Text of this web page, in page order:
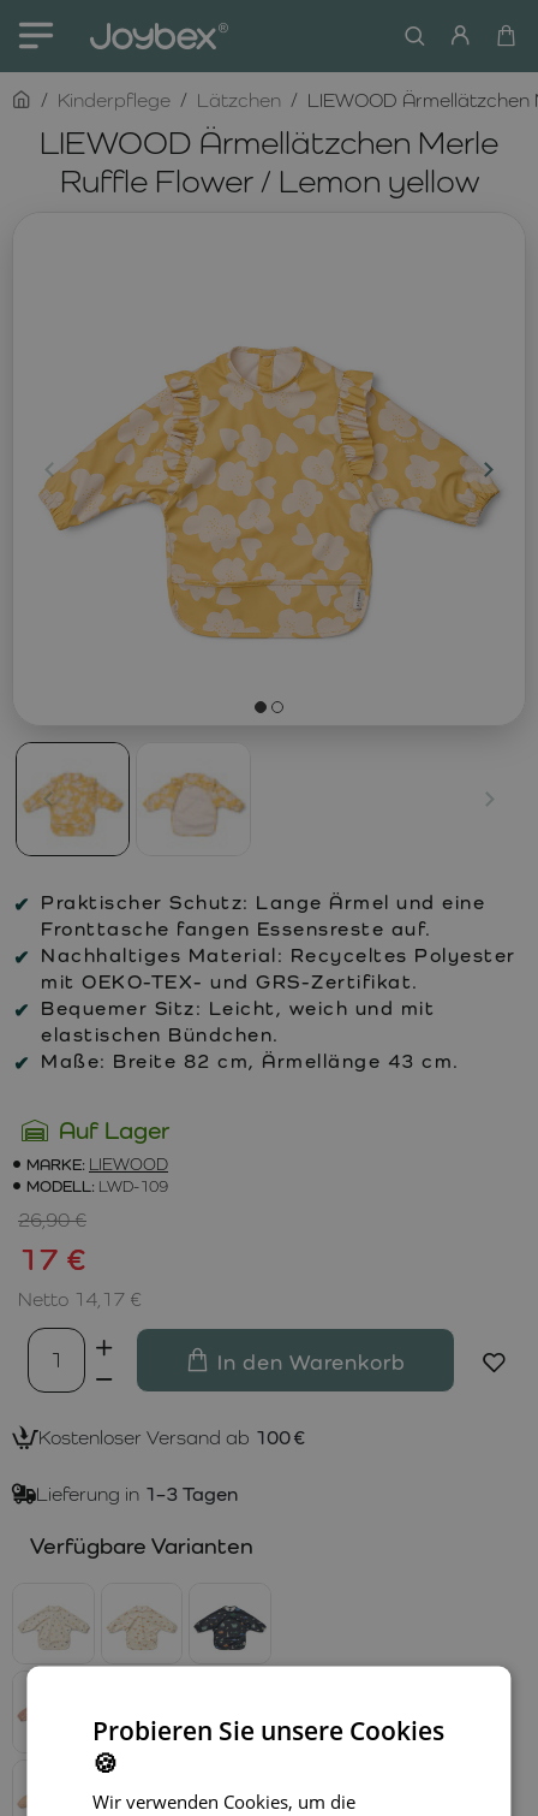
LIEWOOD Ärmellätzchen Merle
Ruffle Flower / Lemon yellow
homeKinderpflege Lätzchen LIEWOOD
Praktischer Schutz: Lange Ärmel und eine
Fronttasche fangen Essensreste auf.
Nachhaltiges Material: Recyceltes Polyester
mit OEKO-TEX- und GRS-Zertifikat.
Bequemer Sitz: Leicht, weich und mit
elastischen Bündchen.
Maße: Breite 82 cm, Ärmellänge 43 cm.
Auf Lager
MARKE: LIEWOOD
MODELL: LWD-109
17 €
26,90 €
Netto 14,17 €
In den Warenkorb
Kostenloser Versand ab 100 €
Lieferung in 1–3 Tagen
Verfügbare Varianten
Probieren Sie unsere Cookies
🍪
Wir verwenden Cookies, um die